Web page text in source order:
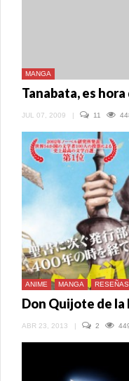
MANGA
Tanabata, es
JUL 07, 2009 11
ANIME MANGA RESEÑAS
ABR 23, 2013 2